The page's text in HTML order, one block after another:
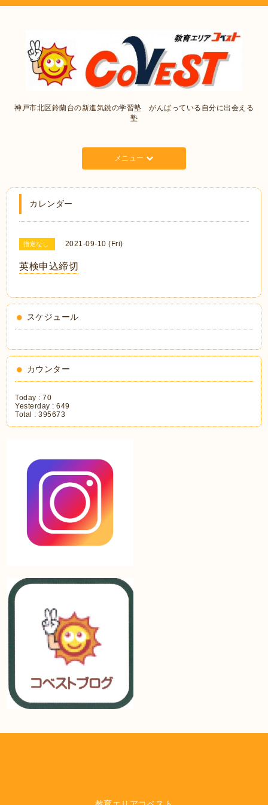
神戸市北区鈴蘭台の新進気鋭の学習塾 がんばっている自分に出会える
塾
メニュー
カレンダー
指定なし 2021-09-10 (Fri)
英検申込締切
スケジュール
カウンター
Today :70
Yesterday :649
Total :395673